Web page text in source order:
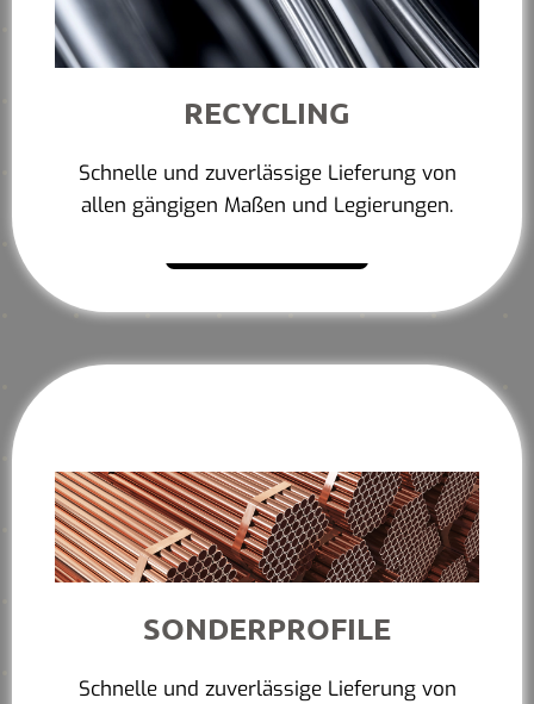
RECYCLING
Schnelle und zuverlässige Lieferung von
allen gängigen Maßen und Legierungen.
SONDERPROFILE
Schnelle und zuverlässige Lieferung von